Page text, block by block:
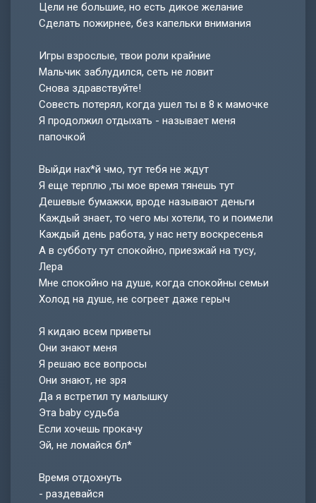
Цели не большие, но есть дикое желание
Сделать пожирнее, без капельки внимания
Игры взрослые, твои роли крайние
Мальчик заблудился, сеть не ловит
Снова здравствуйте!
Совесть потерял, когда ушел ты в 8 к мамочке
Я продолжил отдыхать - называет меня
папочкой
Выйди нах*й чмо, тут тебя не ждут
Я еще терплю ,ты мое время тянешь тут
Дешевые бумажки, вроде называют деньги
Каждый знает, то чего мы хотели, то и поимели
Каждый день работа, у нас нету воскресенья
А в субботу тут спокойно, приезжай на тусу,
Лера
Мне спокойно на душе, когда спокойны семьи
Холод на душе, не согреет даже герыч
Я кидаю всем приветы
Они знают меня
Я решаю все вопросы
Они знают, не зря
Да я встретил ту малышку
Эта baby судьба
Если хочешь прокачу
Эй, не ломайся бл*
Время отдохнуть
- раздевайся